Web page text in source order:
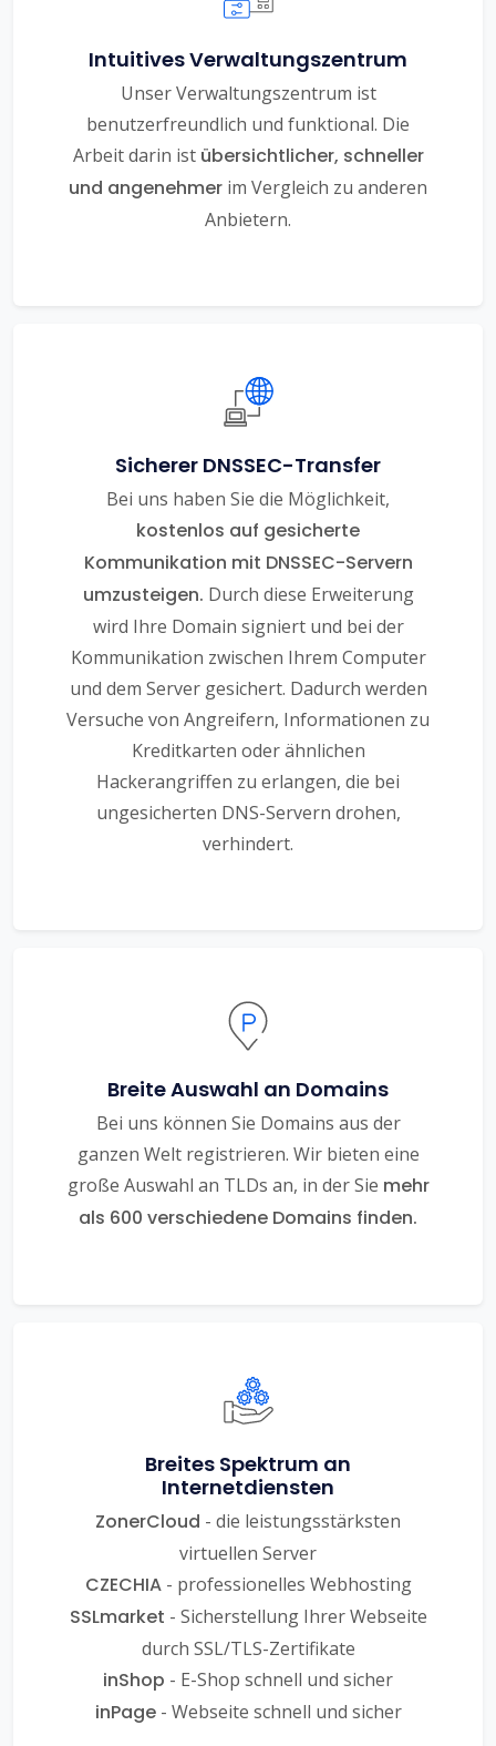
Intuitives Verwaltungszentrum
Unser Verwaltungszentrum ist
benutzerfreundlich und funktional. Die
Arbeit darin ist übersichtlicher, schneller
und angenehmer im Vergleich zu anderen
Anbietern.
Sicherer DNSSEC-Transfer
Bei uns haben Sie die Möglichkeit,
kostenlos auf gesicherte
Kommunikation mit DNSSEC-Servern
umzusteigen. Durch diese Erweiterung
wird Ihre Domain signiert und bei der
Kommunikation zwischen Ihrem Computer
und dem Server gesichert. Dadurch werden
Versuche von Angreifern, Informationen zu
Kreditkarten oder ähnlichen
Hackerangriffen zu erlangen, die bei
ungesicherten DNS-Servern drohen,
verhindert.
Breite Auswahl an Domains
Bei uns können Sie Domains aus der
ganzen Welt registrieren. Wir bieten eine
große Auswahl an TLDs an, in der Sie mehr
als 600 verschiedene Domains finden.
Breites Spektrum an
Internetdiensten
ZonerCloud - die leistungsstärksten
virtuellen Server
CZECHIA- professionelles Webhosting
SSLmarket - Sicherstellung Ihrer Webseite
durch SSL/TLS-Zertifikate
inShop - E-Shop schnell und sicher
inPage- Webseite schnell und sicher